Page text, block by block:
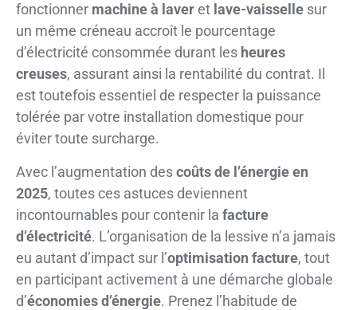
fonctionner machine à laveret lave-vaisselle sur
un même créneau accroît le pourcentage
d’électricité consommée durant les heures
creuses, assurant ainsi la rentabilité du contrat. Il
est toutefois essentiel de respecter la puissance
tolérée par votre installation domestique pour
éviter toute surcharge.
Avec l’augmentation descoûts de l’énergie en
2025, toutes ces astuces deviennent
incontournables pour contenir la facture
d’électricité. L’organisation de la lessive n’a jamais
eu autant d’impact sur l’optimisation facture, tout
en participant activement à une démarche globale
d’économies d’énergie. Prenez l’habitude de